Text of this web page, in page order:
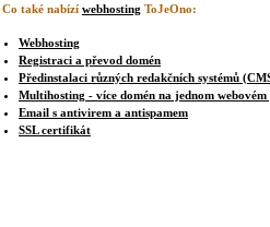
Co také nabízí webhosting ToJeOno:
Webhosting
Registraci a převod domén
Předinstalaci různých redakčních systémů
Multihosting - více domén na jednom
Email s antivirem a antispamem
SSL certifikát